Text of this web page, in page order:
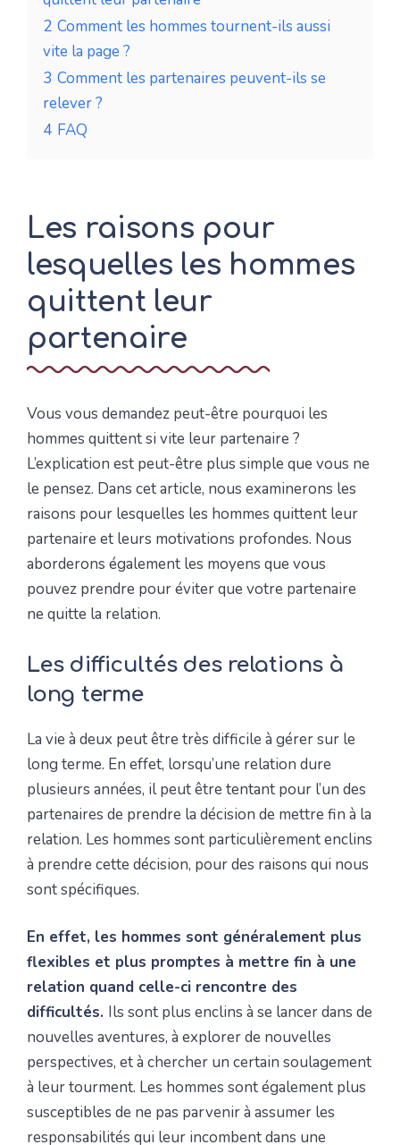
2 Comment les hommes tournent-ils aussi
vite la page ?
3 Comment les partenaires peuvent-ils se
relever ?
4 FAQ
Les raisons pour
lesquelles les hommes
quittent leur
partenaire
Vous vous demandez peut-être pourquoi les
hommes quittent si vite leur partenaire ?
L’explication est peut-être plus simple que vous ne
le pensez. Dans cet article, nous examinerons les
raisons pour lesquelles les hommes quittent leur
partenaire et leurs motivations profondes. Nous
aborderons également les moyens que vous
pouvez prendre pour éviter que votre partenaire
ne quitte la relation.
Les difficultés des relations à
long terme
La vie à deux peut être très difficile à gérer sur le
long terme. En effet, lorsqu’une relation dure
plusieurs années, il peut être tentant pour l’un des
partenaires de prendre la décision de mettre fin à la
relation. Les hommes sont particulièrement enclins
à prendre cette décision, pour des raisons qui nous
sont spécifiques.
En effet, les hommes sont généralement plus
flexibles et plus promptes à mettre fin à une
relation quand celle-ci rencontre des
difficultés. Ils sont plus enclins à se lancer dans de
nouvelles aventures, à explorer de nouvelles
perspectives, et à chercher un certain soulagement
à leur tourment. Les hommes sont également plus
susceptibles de ne pas parvenir à assumer les
responsabilités qui leur incombent dans une